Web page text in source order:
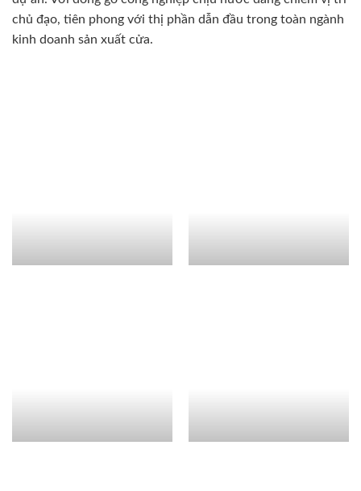
chủ đạo, tiên phong với thị phần dẫn đầu trong toàn ngành
kinh doanh sản xuất cửa.